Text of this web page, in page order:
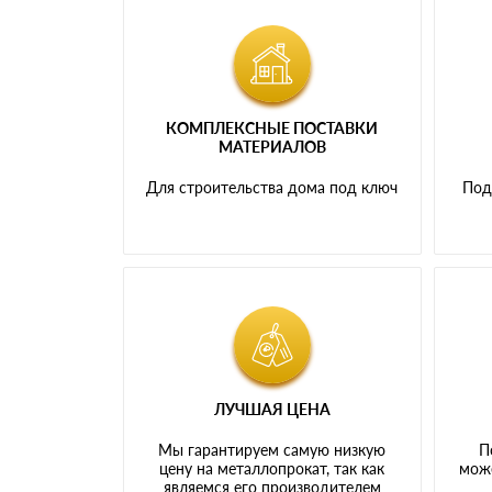
КОМПЛЕКСНЫЕ ПОСТАВКИ
МАТЕРИАЛОВ
Для строительства дома под ключ
ЛУЧШАЯ ЦЕНА
Мы гарантируем самую низкую
цену на металлопрокат, так как
являемся его производителем